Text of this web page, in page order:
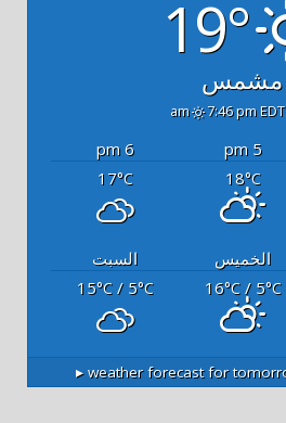
19°
مشمس
7:46 pm EDT
5 pm
6 pm
18°C
17°C
الخميس
السبت
16°C/ 5°C
15°C/ 5°C